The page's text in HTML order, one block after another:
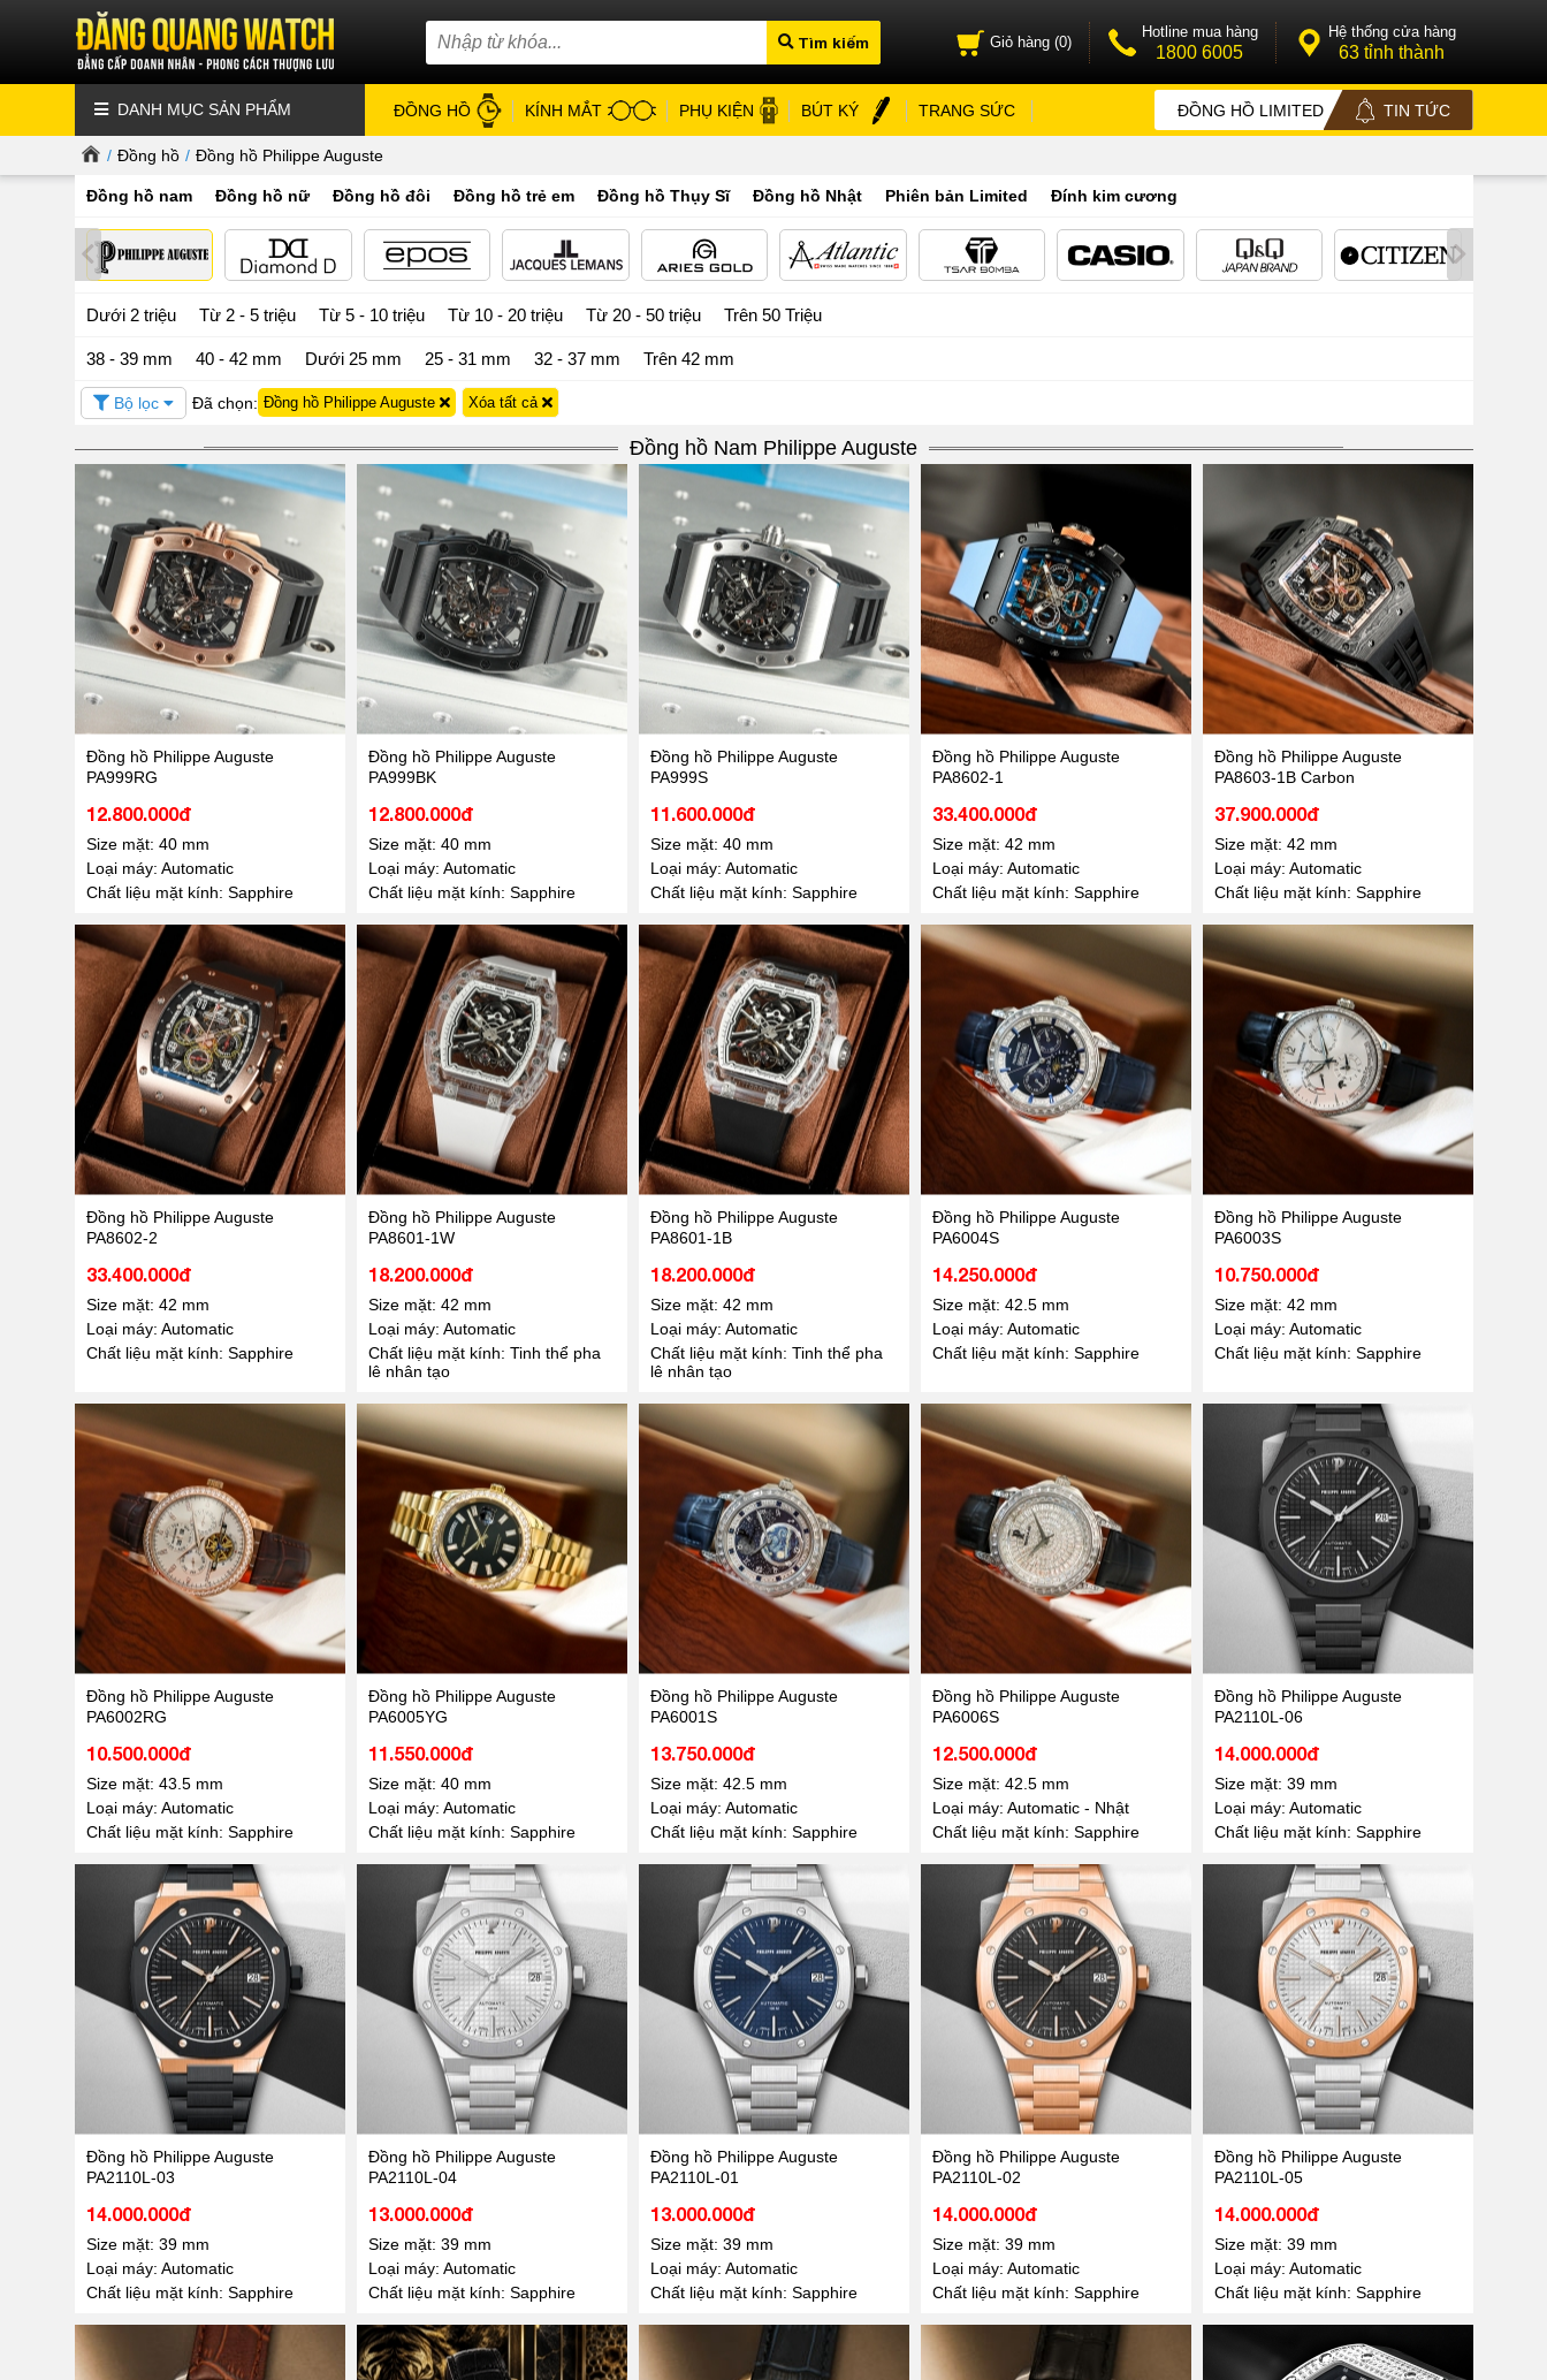
Tìm kiếm Giỏ hàng (0)
Hotline mua hàng
1800 6005
Hệ thống cửa hàng
63 tỉnh thành
DANH MỤC SẢN PHẨM ĐỒNG HỒ KÍNH MẮT PHỤ KIỆN BÚT KÝ TRANG SỨC ĐỒNG HỒ LIMITED TIN TỨC
/ Đồng hồ / Đồng hồ Philippe Auguste
Đồng hồ nam Đồng hồ nữ Đồng hồ đôi Đồng hồ trẻ em Đồng hồ Thụy Sĩ Đồng hồ Nhật Phiên bản Limited Đính kim cương
Dưới 2 triệu Từ 2 - 5 triệu Từ 5 - 10 triệu Từ 10 - 20 triệu Từ 20 - 50 triệu Trên 50 Triệu
38 - 39 mm 40 - 42 mm Dưới 25 mm 25 - 31 mm 32 - 37 mm Trên 42 mm
Bộ lọc Đã chọn: Đồng hồ Philippe Auguste Xóa tất cả
Đồng hồ Nam Philippe Auguste
Đồng hồ Philippe Auguste
PA999RG
12.800.000đ
Size mặt: 40 mm
Loại máy: Automatic
Chất liệu mặt kính: Sapphire
Đồng hồ Philippe Auguste
PA999BK
12.800.000đ
Size mặt: 40 mm
Loại máy: Automatic
Chất liệu mặt kính: Sapphire
Đồng hồ Philippe Auguste
PA999S
11.600.000đ
Size mặt: 40 mm
Loại máy: Automatic
Chất liệu mặt kính: Sapphire
Đồng hồ Philippe Auguste
PA8602-1
33.400.000đ
Size mặt: 42 mm
Loại máy: Automatic
Chất liệu mặt kính: Sapphire
Đồng hồ Philippe Auguste
PA8603-1B Carbon
37.900.000đ
Size mặt: 42 mm
Loại máy: Automatic
Chất liệu mặt kính: Sapphire
Đồng hồ Philippe Auguste
PA8602-2
33.400.000đ
Size mặt: 42 mm
Loại máy: Automatic
Chất liệu mặt kính: Sapphire
Đồng hồ Philippe Auguste
PA8601-1W
18.200.000đ
Size mặt: 42 mm
Loại máy: Automatic
Chất liệu mặt kính: Tinh thể pha
lê nhân tạo
Đồng hồ Philippe Auguste
PA8601-1B
18.200.000đ
Size mặt: 42 mm
Loại máy: Automatic
Chất liệu mặt kính: Tinh thể pha
lê nhân tạo
Đồng hồ Philippe Auguste
PA6004S
14.250.000đ
Size mặt: 42.5 mm
Loại máy: Automatic
Chất liệu mặt kính: Sapphire
Đồng hồ Philippe Auguste
PA6003S
10.750.000đ
Size mặt: 42 mm
Loại máy: Automatic
Chất liệu mặt kính: Sapphire
Đồng hồ Philippe Auguste
PA6002RG
10.500.000đ
Size mặt: 43.5 mm
Loại máy: Automatic
Chất liệu mặt kính: Sapphire
Đồng hồ Philippe Auguste
PA6005YG
11.550.000đ
Size mặt: 40 mm
Loại máy: Automatic
Chất liệu mặt kính: Sapphire
Đồng hồ Philippe Auguste
PA6001S
13.750.000đ
Size mặt: 42.5 mm
Loại máy: Automatic
Chất liệu mặt kính: Sapphire
Đồng hồ Philippe Auguste
PA6006S
12.500.000đ
Size mặt: 42.5 mm
Loại máy: Automatic - Nhật
Chất liệu mặt kính: Sapphire
Đồng hồ Philippe Auguste
PA2110L-06
14.000.000đ
Size mặt: 39 mm
Loại máy: Automatic
Chất liệu mặt kính: Sapphire
Đồng hồ Philippe Auguste
PA2110L-03
14.000.000đ
Size mặt: 39 mm
Loại máy: Automatic
Chất liệu mặt kính: Sapphire
Đồng hồ Philippe Auguste
PA2110L-04
13.000.000đ
Size mặt: 39 mm
Loại máy: Automatic
Chất liệu mặt kính: Sapphire
Đồng hồ Philippe Auguste
PA2110L-01
13.000.000đ
Size mặt: 39 mm
Loại máy: Automatic
Chất liệu mặt kính: Sapphire
Đồng hồ Philippe Auguste
PA2110L-02
14.000.000đ
Size mặt: 39 mm
Loại máy: Automatic
Chất liệu mặt kính: Sapphire
Đồng hồ Philippe Auguste
PA2110L-05
14.000.000đ
Size mặt: 39 mm
Loại máy: Automatic
Chất liệu mặt kính: Sapphire